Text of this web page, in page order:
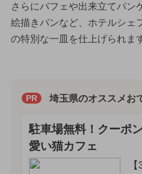
さらにパフェや出来立てパン
絵描きパンなど、ホテルシェ
の特別な一皿を仕上げられま
PR 埼玉県のオススメお
駐車場無料！クーポ
愛い猫カフェ